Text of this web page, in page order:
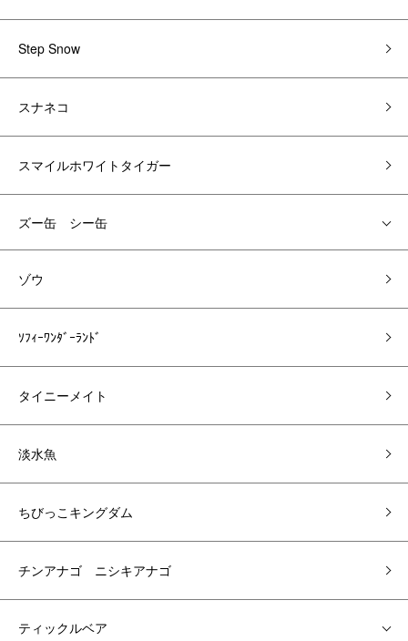
Step Snow
スナネコ
スマイルホワイトタイガー
ズー缶 シー缶
ゾウ
ｿﾌｨｰﾜﾝﾀﾞｰﾗﾝﾄﾞ
タイニーメイト
淡水魚
ちびっこキングダム
チンアナゴ ニシキアナゴ
ティックルベア